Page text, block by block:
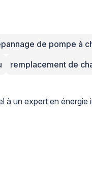
de pompe à
remplacement de
un expert en